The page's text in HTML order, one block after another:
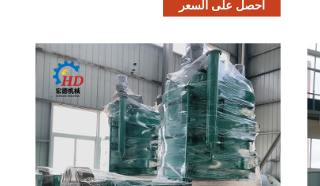
احصل على السعر